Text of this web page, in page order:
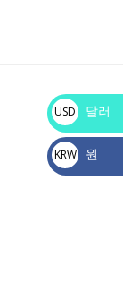
USD
$
달러
KRW
₩
원